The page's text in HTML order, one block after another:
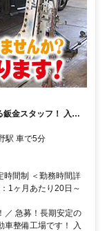
金スタッフ！ 入社
駅 車で5分
間制 ＜勤務時間詳
1ヶ月あたり20日～
／ 急募！長期安定の
車整備工場です！ 入